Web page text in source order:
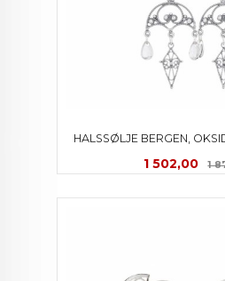
HALSSØLJE BERGEN,
Tilbud
1 502,00 1